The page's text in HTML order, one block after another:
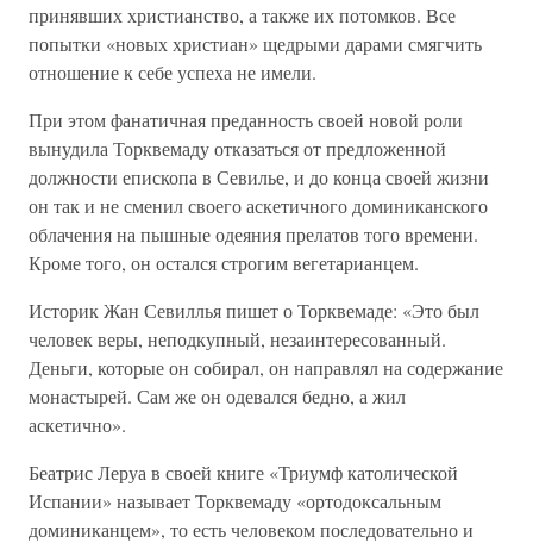
принявших христианство, а также их потомков. Все
попытки «новых христиан» щедрыми дарами смягчить
отношение к себе успеха не имели.
При этом фанатичная преданность своей новой роли
вынудила Торквемаду отказаться от предложенной
должности епископа в Севилье, и до конца своей жизни
он так и не сменил своего аскетичного доминиканского
облачения на пышные одеяния прелатов того времени.
Кроме того, он остался строгим вегетарианцем.
Историк Жан Севиллья пишет о Торквемаде: «Это был
человек веры, неподкупный, незаинтересованный.
Деньги, которые он собирал, он направлял на содержание
монастырей. Сам же он одевался бедно, а жил
аскетично».
Беатрис Леруа в своей книге «Триумф католической
Испании» называет Торквемаду «ортодоксальным
доминиканцем», то есть человеком последовательно и